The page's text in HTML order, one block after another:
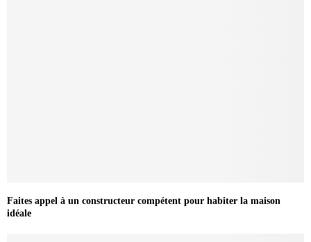
Faites appel à un constructeur compétent pour habiter la maison
idéale